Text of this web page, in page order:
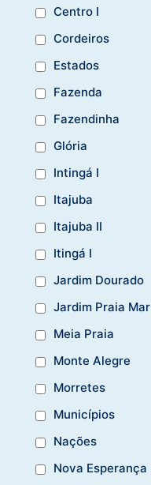
Centro I
Cordeiros
Estados
Fazenda
Fazendinha
Glória
Intingá I
Itajuba
Itajuba II
Itingá I
Jardim Dourado
Jardim Praia Mar
Meia Praia
Monte Alegre
Morretes
Municípios
Nações
Nova Esperança